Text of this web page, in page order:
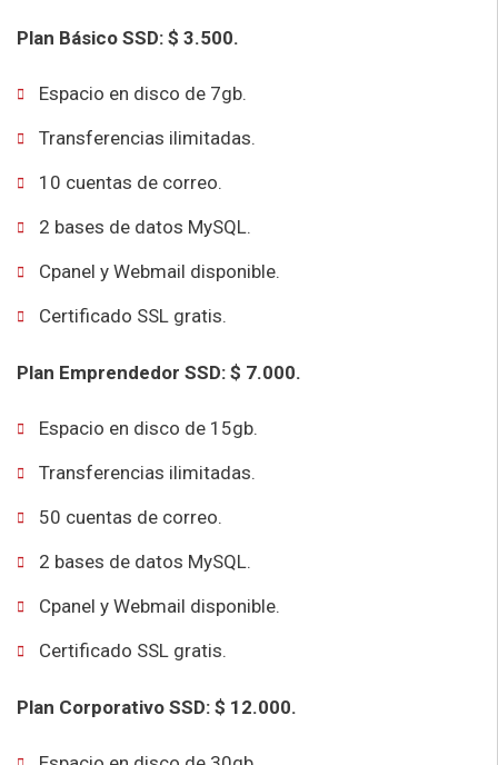
Plan Básico SSD: $ 3.500.
Espacio en disco de 7gb.
Transferencias ilimitadas.
10 cuentas de correo.
2 bases de datos MySQL.
Cpanel y Webmail disponible.
Certificado SSL gratis.
Plan Emprendedor SSD: $ 7.000.
Espacio en disco de 15gb.
Transferencias ilimitadas.
50 cuentas de correo.
2 bases de datos MySQL.
Cpanel y Webmail disponible.
Certificado SSL gratis.
Plan Corporativo SSD: $ 12.000.